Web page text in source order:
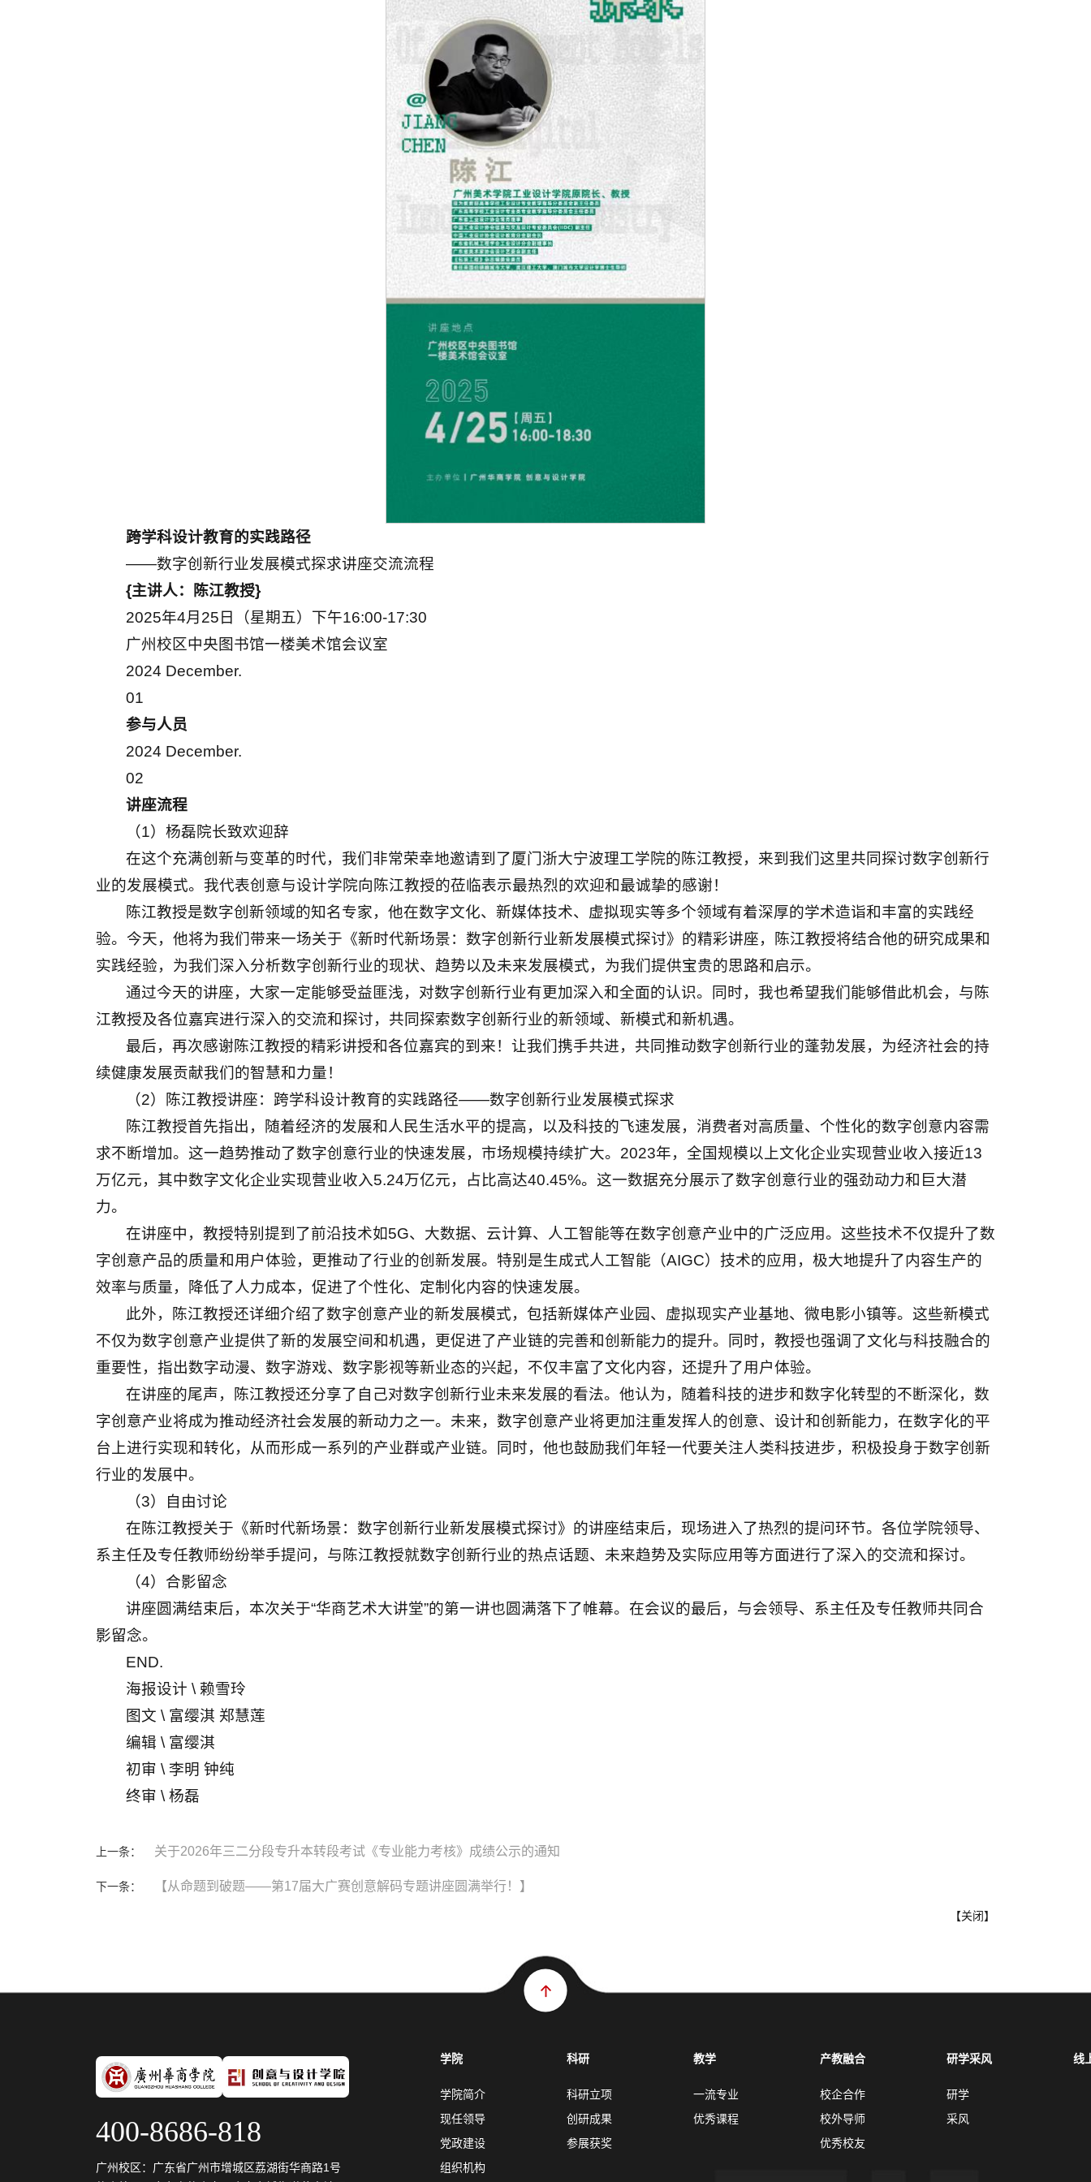
联系我们
跨学科设计教育的实践路径
——数字创新行业发展模式探求讲座交流流程
{主讲人：陈江教授}
2025年4月25日（星期五）下午16:00-17:30
广州校区中央图书馆一楼美术馆会议室
2024 December.
01
参与人员
2024 December.
02
讲座流程
（1）杨磊院长致欢迎辞
在这个充满创新与变革的时代，我们非常荣幸地邀请到了厦门浙大宁波理工学院的陈江教授，来到我们这里共同探讨数字创新行
业的发展模式。我代表创意与设计学院向陈江教授的莅临表示最热烈的欢迎和最诚挚的感谢！
陈江教授是数字创新领域的知名专家，他在数字文化、新媒体技术、虚拟现实等多个领域有着深厚的学术造诣和丰富的实践经
验。今天，他将为我们带来一场关于《新时代新场景：数字创新行业新发展模式探讨》的精彩讲座，陈江教授将结合他的研究成果和
实践经验，为我们深入分析数字创新行业的现状、趋势以及未来发展模式，为我们提供宝贵的思路和启示。
通过今天的讲座，大家一定能够受益匪浅，对数字创新行业有更加深入和全面的认识。同时，我也希望我们能够借此机会，与陈
江教授及各位嘉宾进行深入的交流和探讨，共同探索数字创新行业的新领域、新模式和新机遇。
最后，再次感谢陈江教授的精彩讲授和各位嘉宾的到来！让我们携手共进，共同推动数字创新行业的蓬勃发展，为经济社会的持
续健康发展贡献我们的智慧和力量！
（2）陈江教授讲座：跨学科设计教育的实践路径——数字创新行业发展模式探求
陈江教授首先指出，随着经济的发展和人民生活水平的提高，以及科技的飞速发展，消费者对高质量、个性化的数字创意内容需
求不断增加。这一趋势推动了数字创意行业的快速发展，市场规模持续扩大。2023年，全国规模以上文化企业实现营业收入接近13
万亿元，其中数字文化企业实现营业收入5.24万亿元，占比高达40.45%。这一数据充分展示了数字创意行业的强劲动力和巨大潜
力。
在讲座中，教授特别提到了前沿技术如5G、大数据、云计算、人工智能等在数字创意产业中的广泛应用。这些技术不仅提升了数
字创意产品的质量和用户体验，更推动了行业的创新发展。特别是生成式人工智能（AIGC）技术的应用，极大地提升了内容生产的
效率与质量，降低了人力成本，促进了个性化、定制化内容的快速发展。
此外，陈江教授还详细介绍了数字创意产业的新发展模式，包括新媒体产业园、虚拟现实产业基地、微电影小镇等。这些新模式
不仅为数字创意产业提供了新的发展空间和机遇，更促进了产业链的完善和创新能力的提升。同时，教授也强调了文化与科技融合的
重要性，指出数字动漫、数字游戏、数字影视等新业态的兴起，不仅丰富了文化内容，还提升了用户体验。
在讲座的尾声，陈江教授还分享了自己对数字创新行业未来发展的看法。他认为，随着科技的进步和数字化转型的不断深化，数
字创意产业将成为推动经济社会发展的新动力之一。未来，数字创意产业将更加注重发挥人的创意、设计和创新能力，在数字化的平
台上进行实现和转化，从而形成一系列的产业群或产业链。同时，他也鼓励我们年轻一代要关注人类科技进步，积极投身于数字创新
行业的发展中。
（3）自由讨论
在陈江教授关于《新时代新场景：数字创新行业新发展模式探讨》的讲座结束后，现场进入了热烈的提问环节。各位学院领导、
系主任及专任教师纷纷举手提问，与陈江教授就数字创新行业的热点话题、未来趋势及实际应用等方面进行了深入的交流和探讨。
（4）合影留念
讲座圆满结束后，本次关于“华商艺术大讲堂”的第一讲也圆满落下了帷幕。在会议的最后，与会领导、系主任及专任教师共同合
影留念。
END.
海报设计 \ 赖雪玲
图文 \ 富缨淇 郑慧莲
编辑 \ 富缨淇
初审 \ 李明 钟纯
终审 \ 杨磊
关于2026年三二分段专升本转段考试《专业能力考核》成绩公示的通知
【从命题到破题——第17届大广赛创意解码专题讲座圆满举行！】
【关闭】
400-8686-818
广州校区：广东省广州市增城区荔湖街华商路1号
学院
学院简介
现任领导
党政建设
组织机构
科研
科研立项
创研成果
参展获奖
教学
一流专业
优秀课程
产教融合
校企合作
校外导师
优秀校友
研学采风
研学
采风
线